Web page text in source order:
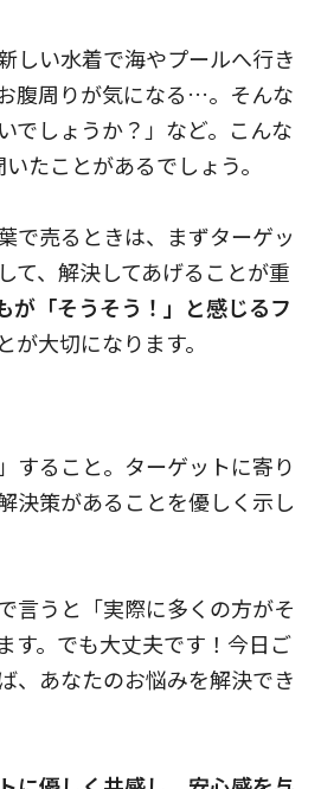
しい水着で海やプールへ行き
腹周りが気になる…。そんな
でしょうか？」など。こんな
たことがあるでしょう。
で売るときは、まずターゲッ
て、解決してあげることが重
が「そうそう！」と感じるフ
が大切になります。
すること。ターゲットに寄り
決策があることを優しく示し
言うと「実際に多くの方がそ
す。でも大丈夫です！今日ご
、あなたのお悩みを解決でき